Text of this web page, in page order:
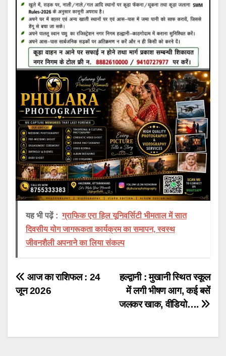
यह भी पढ़ें : ग्राफिक एरा हिल यूनिवर्सिटी भीमताल में सात
दिवसीय योग जागरूकता कार्यक्रम का समापन, स्वस्थ
जीवनशैली अपनाने का लिया संकल्प
Post
navigation
हल्द्वानी : मुखानी स्थित स्कूल
में लगी भीषण आग, कई बसें
जलकर खाक, वीडियो….
आज का राशिफल : 24
जून 2026